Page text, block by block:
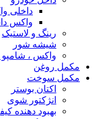
داخلی
واکس
رینگ و لاستیک
شیشه شور
واکس ،
مکمل روغن
مکمل سوخت
اکتان بوستر
انژکتور شوی
بهبود دهنده